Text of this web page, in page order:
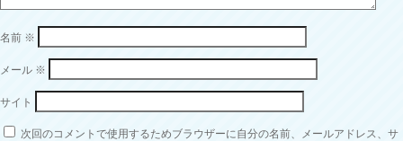
名前 ※
メール ※
サイト
次回のコメントで使用するためブラウザーに自分の名前、メールアドレス、サ